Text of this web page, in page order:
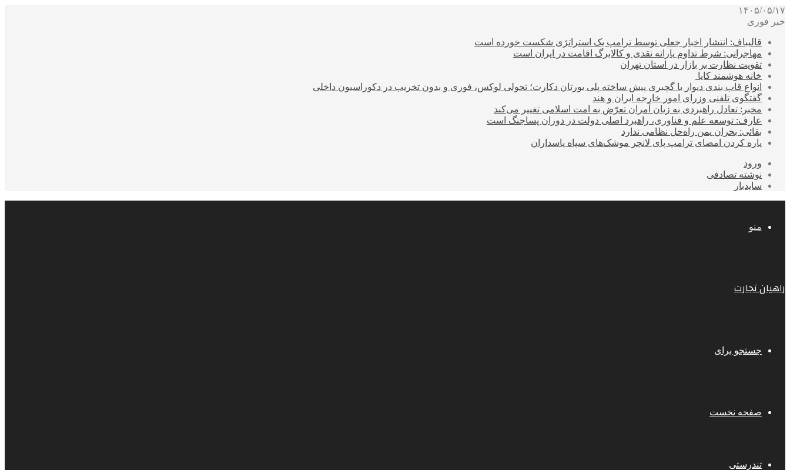
۱۴۰۵/۰۵/۱۷
خبر فوری
قالیباف: انتشار اخبار جعلی توسط ترامپ یک استراتژی شکست خورده است
مهاجرانی: شرط تداوم یارانه نقدی و کالابرگ اقامت در ایران است
تقویت نظارت بر بازار در استان تهران
خانه هوشمند کایا
انواع قاب بندی دیوار با گچبری پیش ساخته پلی یورتان دکارت؛ تحولی لوکس، فوری و بدون تخریب در دکوراسیون داخلی
گفتگوی تلفنی وزرای امور خارجه ایران و هند
مخبر: تعادل راهبردی به زیان آمران تعرّض به امت اسلامی تغییر می‌کند
عارف: توسعه علم و فناوری، راهبرد اصلی دولت در دوران پساجنگ است
بقائی: بحران یمن راه‌حل نظامی ندارد
پاره کردن امضای ترامپ پای لانچر موشک‌های سپاه پاسداران
ورود
نوشته تصادفی
سایدبار
منو
راهیان تجارت
جستجو برای
صفحه نخست
تندرستی